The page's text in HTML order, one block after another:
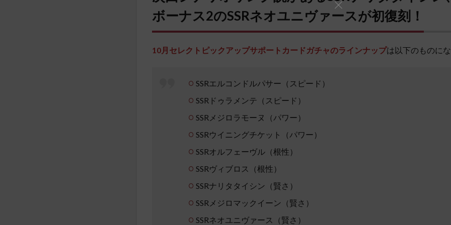
ボーナス2のSSRネオユニヴァースが初復刻！
10月セレクトピックアップサポートカードガチャのラインナップは以下のものに
SSRエルコンドルパサー（スピード）
SSRドゥラメンテ（スピード）
SSRメジロラモーヌ（パワー）
SSRウイニングチケット（パワー）
SSRオルフェーヴル（根性）
SSRヴィブロス（根性）
SSRナリタタイシン（賢さ）
SSRメジロマックイーン（賢さ）
SSRネオユニヴァース（賢さ）